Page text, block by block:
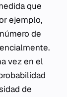
que
ejemplo,
de
vez en el
de